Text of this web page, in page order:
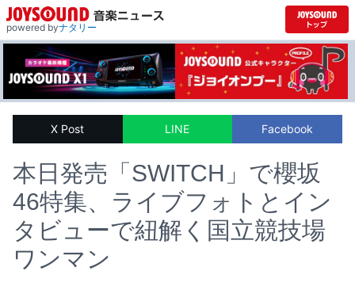
powered byナタリー
X Post LINE Facebook
本日発売「SWITCH」で櫻坂
46特集、ライブフォトとイン
タビューで紐解く国立競技場
ワンマン